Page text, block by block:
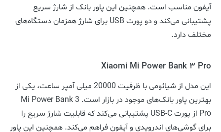
آیفون مناسب است. همچنین این پاور بانک از شارژ سریع
پشتیبانی می‌کند و دو پورت USB برای شارژ همزمان دستگاه‌های
مختلف دارد.
Xiaomi Mi Power Bank 3 Pro
این مدل از شیائومی با ظرفیت 20000 میلی آمپر ساعت، یکی از
بهترین پاور بانک‌های موجود در بازار است. Mi Power Bank 3
Pro از پورت USB-C پشتیبانی می‌کند که قابلیت شارژ سریع را
برای گوشی‌های اندرویدی و آیفون فراهم می‌کند. همچنین این پاور